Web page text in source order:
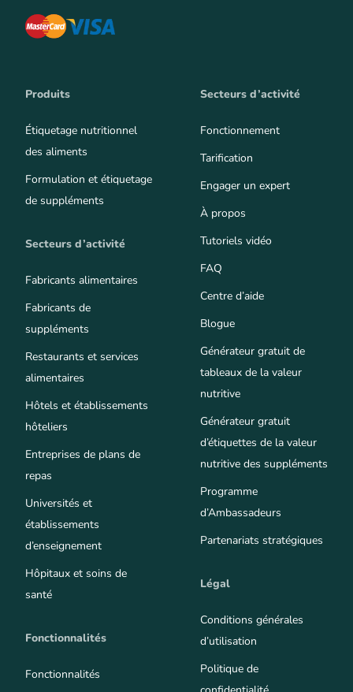
Produits
Étiquetage nutritionnel
des aliments
Formulation et étiquetage
de suppléments
Secteurs d’activité
Fabricants alimentaires
Fabricants de
suppléments
Restaurants et services
alimentaires
Hôtels et établissements
hôteliers
Entreprises de plans de
repas
Universités et
établissements
d’enseignement
Hôpitaux et soins de
santé
Fonctionnalités
Fonctionnalités
Secteurs d’activité
Fonctionnement
Tarification
Engager un expert
À propos
Tutoriels vidéo
FAQ
Centre d’aide
Blogue
Générateur gratuit de
tableaux de la valeur
nutritive
Générateur gratuit
d’étiquettes de la valeur
nutritive des suppléments
Programme
d’Ambassadeurs
Partenariats stratégiques
Légal
Conditions générales
d’utilisation
Politique de